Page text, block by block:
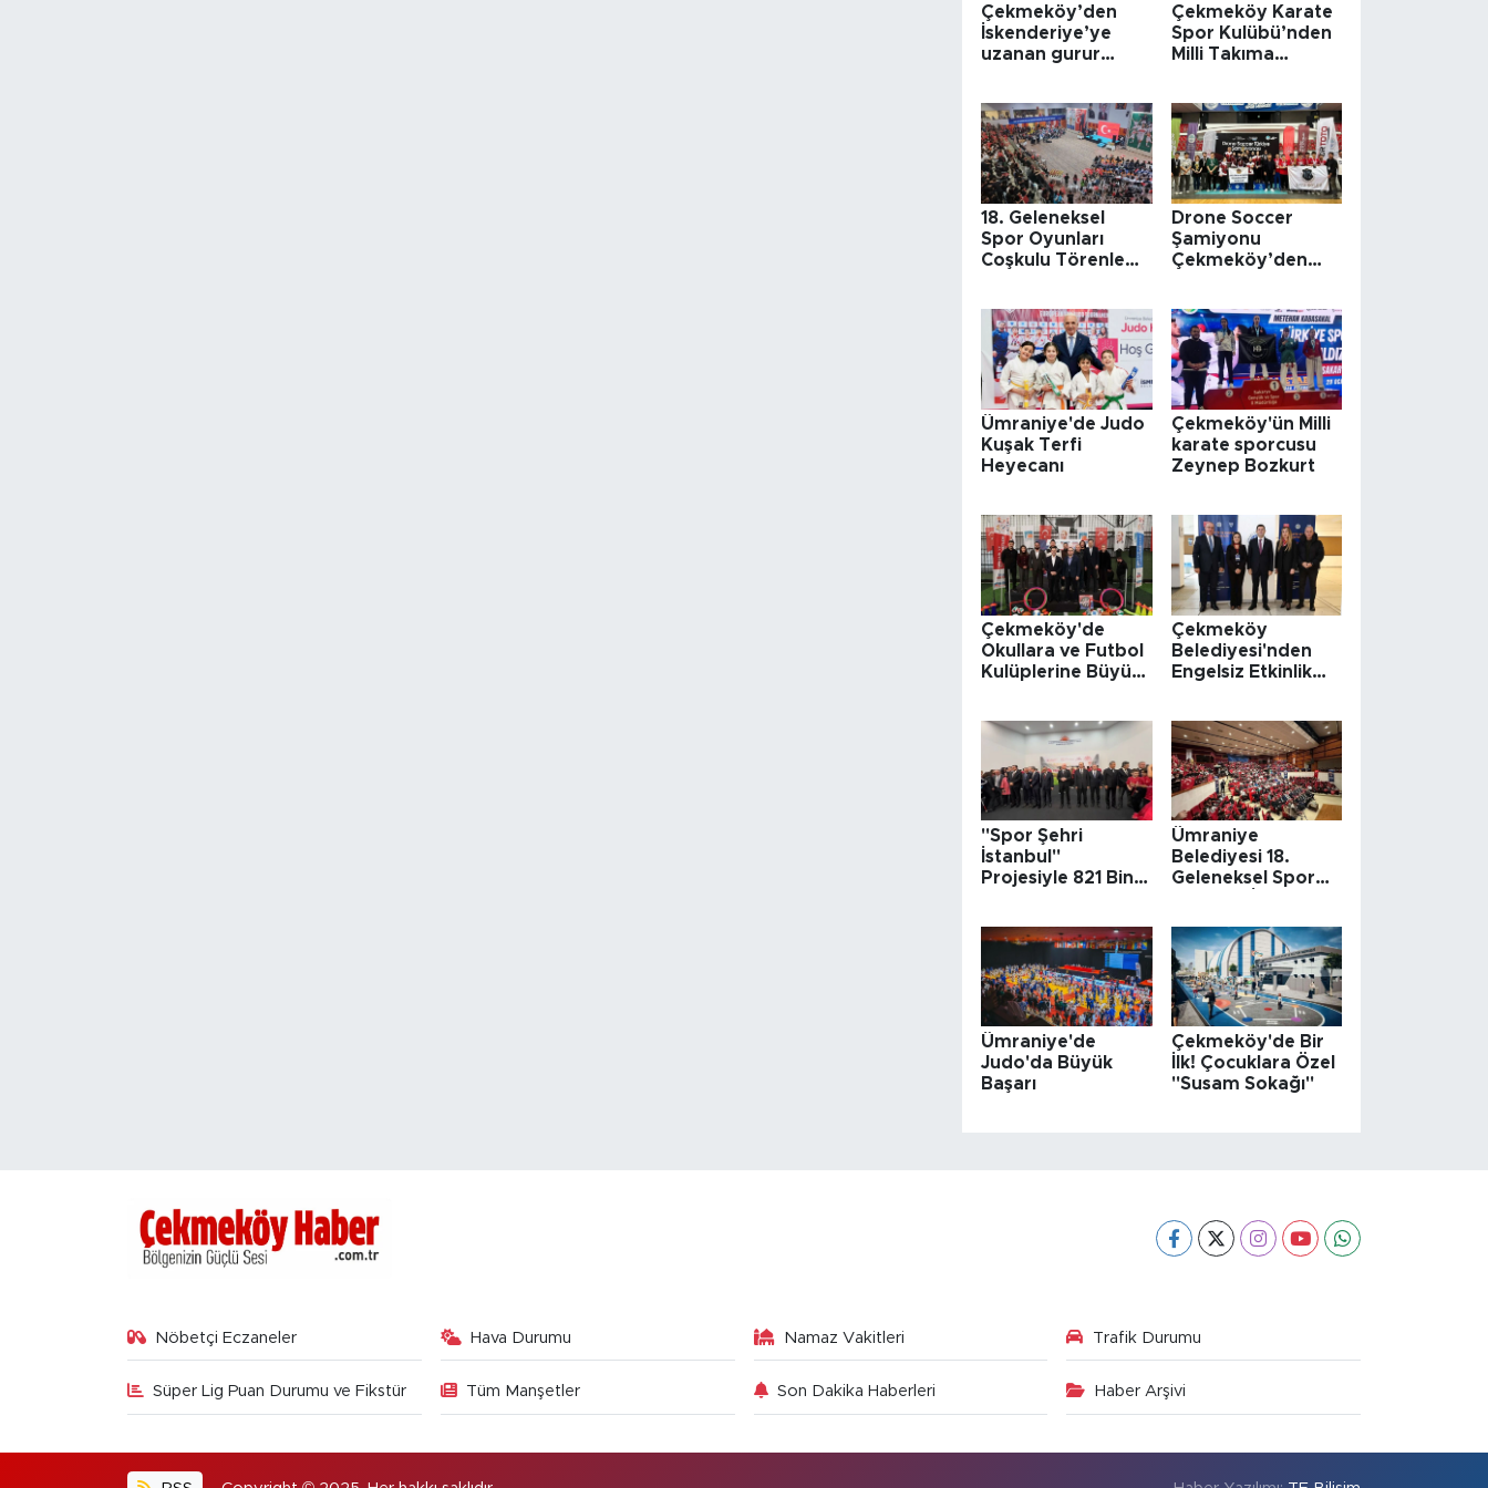
Çekmeköy’den
İskenderiye’ye
uzanan gurur
Çekmeköy Karate
Spor Kulübü’nden
Milli Takıma
18. Geleneksel
Spor Oyunları
Coşkulu Törenle
Drone Soccer
Şamiyonu
Çekmeköy’den
Ümraniye'de Judo
Kuşak Terfi
Heyecanı
Çekmeköy'ün Milli
karate sporcusu
Zeynep Bozkurt
Çekmeköy'de
Okullara ve Futbol
Kulüplerine Büyük
Çekmeköy
Belediyesi'nden
Engelsiz Etkinlik
"Spor Şehri
İstanbul"
Projesiyle 821 Bin
Ümraniye
Belediyesi 18.
Geleneksel Spor
Ümraniye'de
Judo'da Büyük
Başarı
Çekmeköy'de Bir
İlk! Çocuklara Özel
"Susam Sokağı"
Nöbetçi Eczaneler Hava Durumu Namaz Vakitleri Trafik Durumu
Süper Lig Puan Durumu ve Fikstür Tüm Manşetler Son Dakika Haberleri Haber Arşivi